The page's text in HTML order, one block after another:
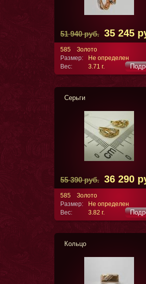
51 940 руб. 35 245
585
Золото
Размер:
Не определен
Вес:
3.71 г.
Серьги
55 390 руб. 36 290
585
Золото
Размер:
Не определен
Вес:
3.82 г.
Кольцо